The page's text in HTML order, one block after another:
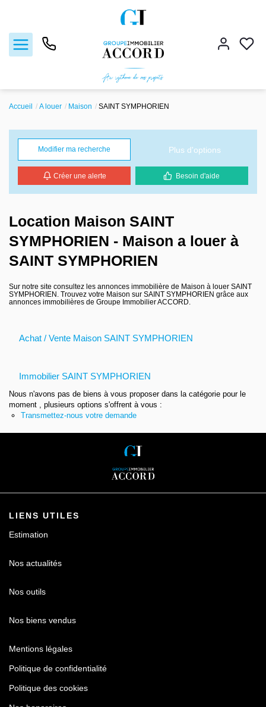
Locations
Estimation
Gestion locative
Nos agences
Contact
Accueil A louer Maison SAINT SYMPHORIEN
Modifier ma recherche Plus d'options
Créer une alerte Besoin d'aide
Location Maison SAINT
SYMPHORIEN - Maison a louer à
SAINT SYMPHORIEN
Sur notre site consultez les annonces immobilière de Maison à louer SAINT
SYMPHORIEN. Trouvez votre Maison sur SAINT SYMPHORIEN grâce aux
annonces immobilières de Groupe Immobilier ACCORD.
Achat / Vente Maison SAINT SYMPHORIEN
Immobilier SAINT SYMPHORIEN
Nous n'avons pas de biens à vous proposer dans la catégorie pour le
moment , plusieurs options s'offrent à vous :
Transmettez-nous votre demande
LIENS UTILES
Estimation
Nos actualités
Nos outils
Nos biens vendus
Mentions légales
Politique de confidentialité
Politique des cookies